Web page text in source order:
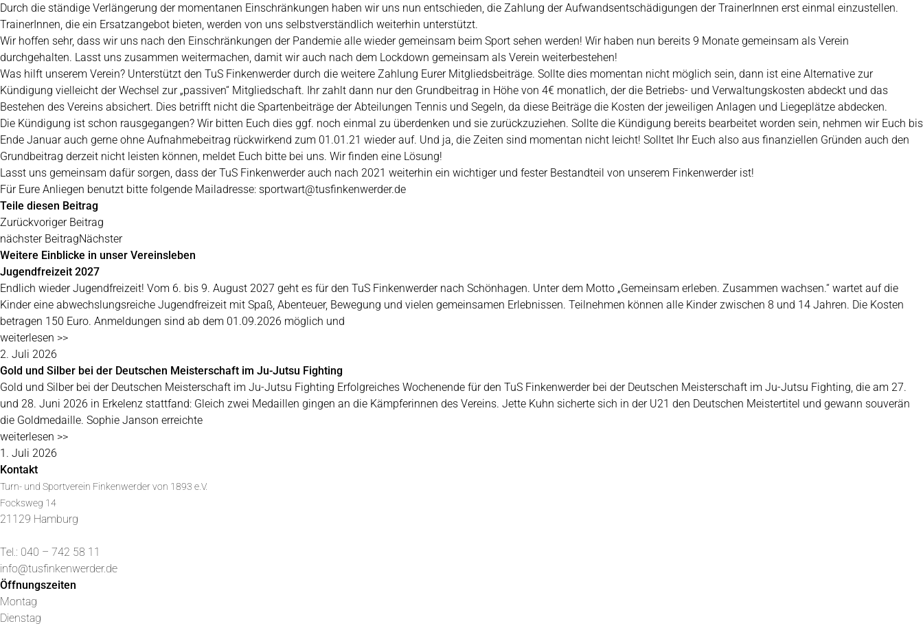
Durch die ständige Verlängerung der momentanen Einschränkungen haben wir uns nun entschieden, die Zahlung der Aufwandsentschädigungen der TrainerInnen erst einmal einzustellen.
TrainerInnen, die ein Ersatzangebot bieten, werden von uns selbstverständlich weiterhin unterstützt.
Wir hoffen sehr, dass wir uns nach den Einschränkungen der Pandemie alle wieder gemeinsam beim Sport sehen werden! Wir haben nun bereits 9 Monate gemeinsam als Verein
durchgehalten. Lasst uns zusammen weitermachen, damit wir auch nach dem Lockdown gemeinsam als Verein weiterbestehen!
Was hilft unserem Verein? Unterstützt den TuS Finkenwerder durch die weitere Zahlung Eurer Mitgliedsbeiträge. Sollte dies momentan nicht möglich sein, dann ist eine Alternative zur
Kündigung vielleicht der Wechsel zur „passiven“ Mitgliedschaft. Ihr zahlt dann nur den Grundbeitrag in Höhe von 4€ monatlich, der die Betriebs- und Verwaltungskosten abdeckt und das
Bestehen des Vereins absichert. Dies betrifft nicht die Spartenbeiträge der Abteilungen Tennis und Segeln, da diese Beiträge die Kosten der jeweiligen Anlagen und Liegeplätze abdecken.
Die Kündigung ist schon rausgegangen? Wir bitten Euch dies ggf. noch einmal zu überdenken und sie zurückzuziehen. Sollte die Kündigung bereits bearbeitet worden sein, nehmen wir Euch bis
Ende Januar auch gerne ohne Aufnahmebeitrag rückwirkend zum 01.01.21 wieder auf. Und ja, die Zeiten sind momentan nicht leicht! Solltet Ihr Euch also aus finanziellen Gründen auch den
Grundbeitrag derzeit nicht leisten können, meldet Euch bitte bei uns. Wir finden eine Lösung!
Lasst uns gemeinsam dafür sorgen, dass der TuS Finkenwerder auch nach 2021 weiterhin ein wichtiger und fester Bestandteil von unserem Finkenwerder ist!
Für Eure Anliegen benutzt bitte folgende Mailadresse: sportwart@tusfinkenwerder.de
Teile diesen Beitrag
Zurückvoriger Beitrag
nächster BeitragNächster
Weitere Einblicke in unser Vereinsleben
Jugendfreizeit 2027
Endlich wieder Jugendfreizeit! Vom 6. bis 9. August 2027 geht es für den TuS Finkenwerder nach Schönhagen. Unter dem Motto „Gemeinsam erleben. Zusammen wachsen.“ wartet auf die
Kinder eine abwechslungsreiche Jugendfreizeit mit Spaß, Abenteuer, Bewegung und vielen gemeinsamen Erlebnissen. Teilnehmen können alle Kinder zwischen 8 und 14 Jahren. Die Kosten
betragen 150 Euro. Anmeldungen sind ab dem 01.09.2026 möglich und
weiterlesen >>
2. Juli 2026
Gold und Silber bei der Deutschen Meisterschaft im Ju-Jutsu Fighting
Gold und Silber bei der Deutschen Meisterschaft im Ju-Jutsu Fighting Erfolgreiches Wochenende für den TuS Finkenwerder bei der Deutschen Meisterschaft im Ju-Jutsu Fighting, die am 27.
und 28. Juni 2026 in Erkelenz stattfand: Gleich zwei Medaillen gingen an die Kämpferinnen des Vereins. Jette Kuhn sicherte sich in der U21 den Deutschen Meistertitel und gewann souverän
die Goldmedaille. Sophie Janson erreichte
weiterlesen >>
1. Juli 2026
Kontakt
Turn- und Sportverein Finkenwerder von 1893 e.V.
Focksweg 14
21129 Hamburg
Tel.: 040 – 742 58 11
info@tusfinkenwerder.de
Öffnungszeiten
Montag
Dienstag